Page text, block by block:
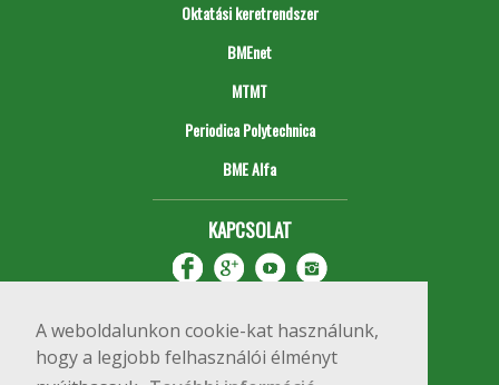
A weboldalunkon cookie-kat használunk,
hogy a legjobb felhasználói élményt
Oktatási keretrendszer
BMEnet
MTMT
Periodica Polytechnica
BME Alfa
KAPCSOLAT